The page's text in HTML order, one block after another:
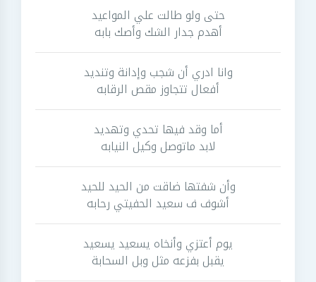
حتى ولو طالت علي المواعيد
أهدم جدار الشك وأصك بابه
وانا ادري أن شجب وإدانة وتنديد
أفعال تتجاوز مقص الرقابه
أما وقد فيها تحدي وتهديد
لابد ماتوصل وكيل النيابه
وأن شفتها ضاقت من الحيد للحيد
أشوف ف سعيد الحفيتي رحابه
يوم أعتزي وأنخاه يسعيد يسعيد
يقبل بفزعه مثل وبل السحابة